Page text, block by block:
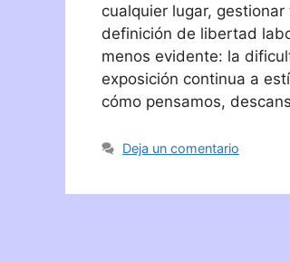
cualquier lugar,
definición de libertad
menos evidente: la
exposición continua a
cómo pensamos,
Deja un comentario